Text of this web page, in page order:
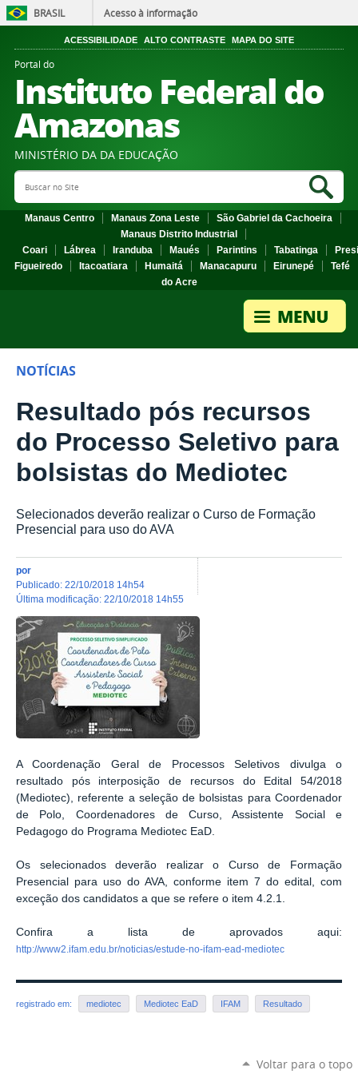
BRASIL Acesso à informação
ACESSIBILIDADE ALTO CONTRASTE MAPA DO SITE
Portal do
Instituto Federal do
Amazonas
MINISTÉRIO DA DA EDUCAÇÃO
Search Site
Manaus Centro Manaus Zona Leste
São Gabriel da Cachoeira
Manaus Distrito Industrial
Coari
Lábrea Iranduba Maués Parintins Tabatinga
Figueiredo
Itacoatiara Humaitá Manacapuru Eirunepé
Tefé
do Acre
NOTÍCIAS
Resultado pós recursos
do Processo Seletivo para
bolsistas do Mediotec
Selecionados deverão realizar o Curso de Formação
Presencial para uso do AVA
por
publicado: 22/10/2018 14h54
última modificação: 22/10/2018 14h55
A Coordenação Geral de Processos Seletivos divulga o
resultado pós interposição de recursos do Edital 54/2018
(Mediotec), referente a seleção de bolsistas para Coordenador
de Polo, Coordenadores de Curso, Assistente Social e
Pedagogo do Programa Mediotec EaD.
Os selecionados deverão realizar o Curso de Formação
Presencial para uso do AVA, conforme item 7 do edital, com
exceção dos candidatos a que se refere o item 4.2.1.
Confira a lista de aprovados aqui:
http://www2.ifam.edu.br/noticias/estude-no-ifam-ead-mediotec
registrado em: mediotec Mediotec EaD IFAM Resultado
Voltar para o topo